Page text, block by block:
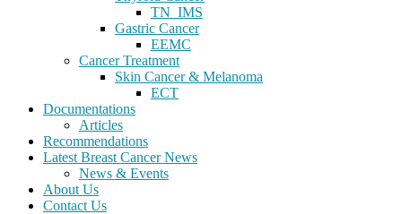
TN_IMS
Gastric Cancer
EEMC
Cancer Treatment
Skin Cancer & Melanoma
ECT
Documentations
Articles
Recommendations
Latest Breast Cancer News
News & Events
About Us
Contact Us